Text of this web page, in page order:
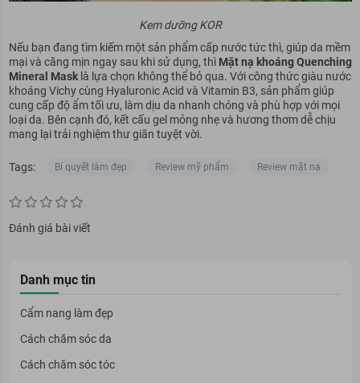
Kem dưỡng KOR
Nếu bạn đang tìm kiếm một sản phẩm cấp nước tức thì, giúp da mềm
mại và căng mịn ngay sau khi sử dụng, thì Mặt nạ khoáng Quenching
Mineral Masklà lựa chọn không thể bỏ qua. Với công thức giàu nước
khoáng Vichy cùng Hyaluronic Acid và Vitamin B3, sản phẩm giúp
cung cấp độ ẩm tối ưu, làm dịu da nhanh chóng và phù hợp với mọi
loại da. Bên cạnh đó, kết cấu gel mỏng nhẹ và hương thơm dễ chịu
mang lại trải nghiệm thư giãn tuyệt vời.
Tags: Bí quyết làm đẹp Review mỹ phẩm Review mặt nạ
Đánh giá bài viết
Danh mục tin
Cẩm nang làm đẹp
Cách chăm sóc da
Cách chăm sóc tóc